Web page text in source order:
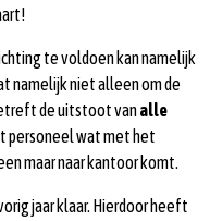
te voldoen kan namelijk
namelijk niet alleen om de
de uitstoot vanalle
personeel wat met het
maar naar kantoor komt.
jaar klaar. Hierdoor heeft